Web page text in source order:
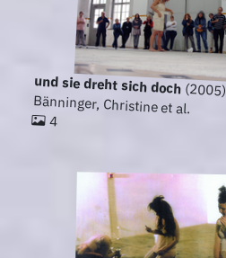
und sie dreht sich doch(2005)
Bänninger, Christine et al.
4